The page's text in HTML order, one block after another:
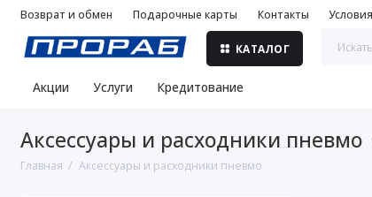
Возврат и обмен Подарочные карты Контакты
КАТАЛОГ
Акции Услуги Кредитование
Аксессуары и расходники пневмо
Главная Аксессуары и расходники пневмо